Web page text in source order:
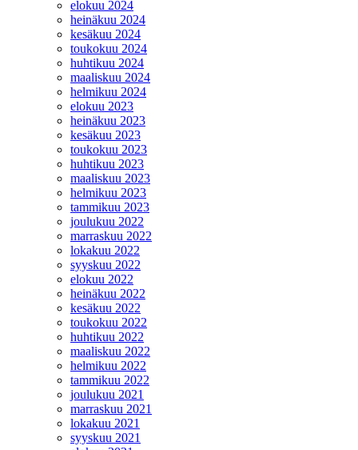
elokuu 2024
heinäkuu 2024
kesäkuu 2024
toukokuu 2024
huhtikuu 2024
maaliskuu 2024
helmikuu 2024
elokuu 2023
heinäkuu 2023
kesäkuu 2023
toukokuu 2023
huhtikuu 2023
maaliskuu 2023
helmikuu 2023
tammikuu 2023
joulukuu 2022
marraskuu 2022
lokakuu 2022
syyskuu 2022
elokuu 2022
heinäkuu 2022
kesäkuu 2022
toukokuu 2022
huhtikuu 2022
maaliskuu 2022
helmikuu 2022
tammikuu 2022
joulukuu 2021
marraskuu 2021
lokakuu 2021
syyskuu 2021